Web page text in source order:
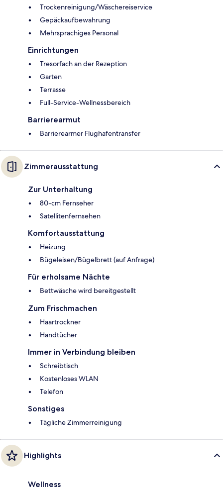
Trockenreinigung/Wäschereiservice
Gepäckaufbewahrung
Mehrsprachiges Personal
Einrichtungen
Tresorfach an der Rezeption
Garten
Terrasse
Full-Service-Wellnessbereich
Barrierearmut
Barrierearmer Flughafentransfer
Zimmerausstattung
Zur Unterhaltung
80-cm Fernseher
Satellitenfernsehen
Komfortausstattung
Heizung
Bügeleisen/Bügelbrett (auf Anfrage)
Für erholsame Nächte
Bettwäsche wird bereitgestellt
Zum Frischmachen
Haartrockner
Handtücher
Immer in Verbindung bleiben
Schreibtisch
Kostenloses WLAN
Telefon
Sonstiges
Tägliche Zimmerreinigung
Highlights
Wellness